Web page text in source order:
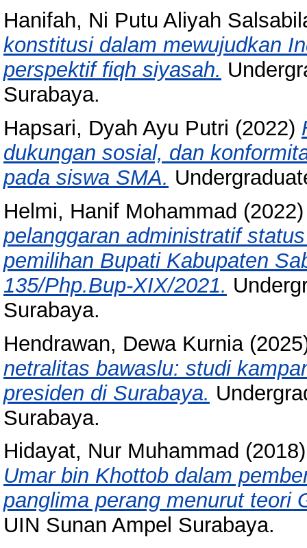
Hanifah, Ni Putu Aliyah
konstitusi dalam mewujudkan
perspektif fiqh siyasah.
Surabaya.
Hapsari, Dyah Ayu Putri (2022)
dukungan sosial, dan
pada siswa SMA.
Helmi, Hanif Mohammad
pelanggaran administratif
pemilihan Bupati Kabupaten
135/Php.Bup-XIX/2021.
Surabaya.
Hendrawan, Dewa Kurnia
netralitas bawaslu: studi
presiden di Surabaya.
Surabaya.
Hidayat, Nur Muhammad
Umar bin Khottob dalam
panglima perang menurut teori
UIN Sunan Ampel Surabaya.